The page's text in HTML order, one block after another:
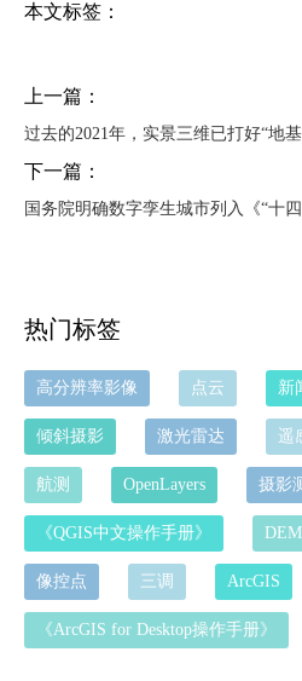
本文标签：
上一篇：
过去的2021年，实景三维已打好“地
下一篇：
国务院明确数字孪生城市列入《“十
热门标签
高分辨率影像 点云 新
倾斜摄影 激光雷达 遥
航测 OpenLayers 摄影
《QGIS中文操作手册》 DEM
像控点 三调 ArcGIS
《ArcGIS for Desktop操作手册》